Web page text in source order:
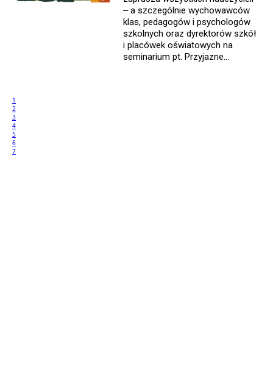
– a szczególnie wychowawców
klas, pedagogów i psychologów
szkolnych oraz dyrektorów szkół
i placówek oświatowych na
seminarium pt. Przyjazne...
1
2
3
4
5
6
7